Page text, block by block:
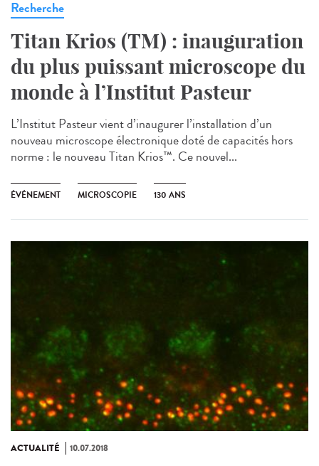
Recherche
Titan Krios (TM) : inauguration
du plus puissant microscope du
monde à l’Institut Pasteur
L’Institut Pasteur vient d’inaugurer l’installation d’un
nouveau microscope électronique doté de capacités hors
norme : le nouveau Titan Krios™. Ce nouvel...
ÉVÉNEMENT MICROSCOPIE 130 ANS
ACTUALITÉ 10.07.2018